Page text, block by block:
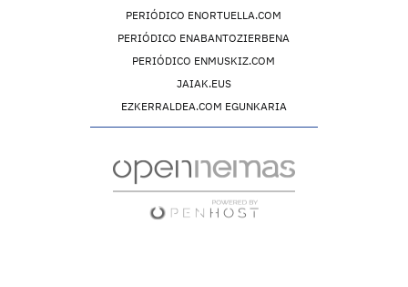
PERIÓDICO ENORTUELLA.COM
PERIÓDICO ENABANTOZIERBENA
PERIÓDICO ENMUSKIZ.COM
JAIAK.EUS
EZKERRALDEA.COM EGUNKARIA